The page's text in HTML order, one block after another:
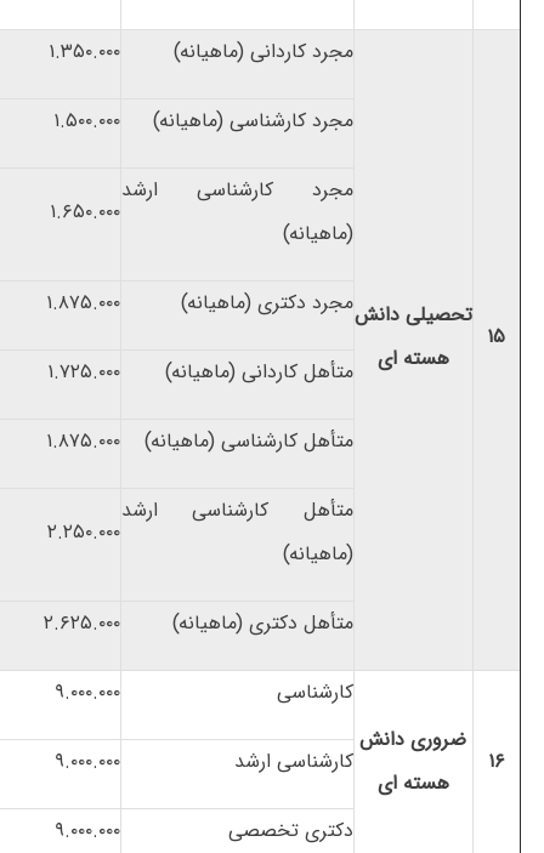
۱۵
تحصیلی دانش
هسته ای
مجرد کاردانی (ماهیانه) ۱.۳۵۰.۰۰۰
مجرد کارشناسی (ماهیانه) ۱.۵۰۰.۰۰۰
مجرد کارشناسی ارشد
(ماهیانه)
۱.۶۵۰.۰۰۰
مجرد دکتری (ماهیانه) ۱.۸۷۵.۰۰۰
متأهل کاردانی (ماهیانه) ۱.۷۲۵.۰۰۰
متأهل کارشناسی (ماهیانه) ۱.۸۷۵.۰۰۰
متأهل کارشناسی ارشد
(ماهیانه)
۲.۲۵۰.۰۰۰
متأهل دکتری (ماهیانه) ۲.۶۲۵.۰۰۰
۱۶
ضروری دانش
هسته ای
کارشناسی ۹.۰۰۰.۰۰۰
کارشناسی ارشد ۹.۰۰۰.۰۰۰
دکتری تخصصی ۹.۰۰۰.۰۰۰